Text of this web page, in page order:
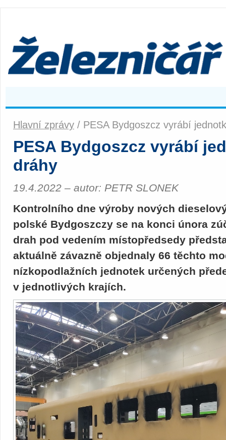
Hlavní zprávy / PESA Bydgoszcz vyrábí
PESA Bydgoszcz vyrábí
dráhy
19.4.2022 – autor: PETR SLONEK
Kontrolního dne výroby nových
polské Bydgoszczy se na konci února
drah pod vedením místopředsedy
aktuálně závazně objednaly 66 těchto
nízkopodlažních jednotek určených
v jednotlivých krajích.